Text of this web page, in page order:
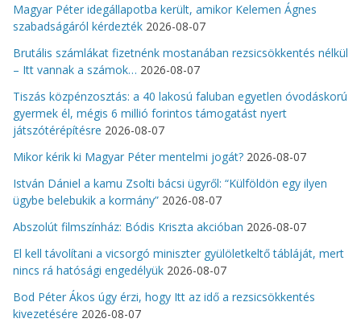
Magyar Péter idegállapotba került, amikor Kelemen Ágnes
szabadságáról kérdezték 2026-08-07
Brutális számlákat fizetnénk mostanában rezsicsökkentés nélkül
– Itt vannak a számok… 2026-08-07
Tiszás közpénzosztás: a 40 lakosú faluban egyetlen óvodáskorú
gyermek él, mégis 6 millió forintos támogatást nyert
játszótérépítésre 2026-08-07
Mikor kérik ki Magyar Péter mentelmi jogát? 2026-08-07
István Dániel a kamu Zsolti bácsi ügyről: “Külföldön egy ilyen
ügybe belebukik a kormány” 2026-08-07
Abszolút filmszínház: Bódis Kriszta akcióban 2026-08-07
El kell távolítani a vicsorgó miniszter gyülöletkeltő tábláját, mert
nincs rá hatósági engedélyük 2026-08-07
Bod Péter Ákos úgy érzi, hogy Itt az idő a rezsicsökkentés
kivezetésére 2026-08-07